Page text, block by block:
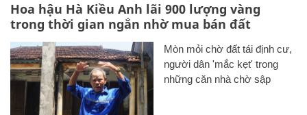
Hoa hậu Hà Kiều Anh lãi 900 lượng vàng
trong thời gian ngắn nhờ mua bán đất
Mòn mỏi chờ đất tái định cư,
người dân 'mắc kẹt' trong
những căn nhà chờ sập